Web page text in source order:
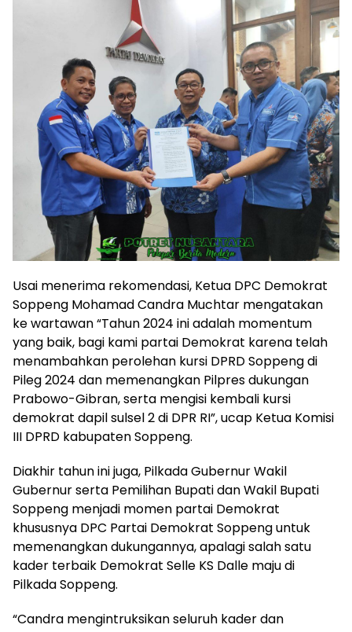
Usai menerima rekomendasi, Ketua DPC Demokrat
Soppeng Mohamad Candra Muchtar mengatakan
ke wartawan “Tahun 2024 ini adalah momentum
yang baik, bagi kami partai Demokrat karena telah
menambahkan perolehan kursi DPRD Soppeng di
Pileg 2024 dan memenangkan Pilpres dukungan
Prabowo-Gibran, serta mengisi kembali kursi
demokrat dapil sulsel 2 di DPR RI”, ucap Ketua Komisi
III DPRD kabupaten Soppeng.
Diakhir tahun ini juga, Pilkada Gubernur Wakil
Gubernur serta Pemilihan Bupati dan Wakil Bupati
Soppeng menjadi momen partai Demokrat
khususnya DPC Partai Demokrat Soppeng untuk
memenangkan dukungannya, apalagi salah satu
kader terbaik Demokrat Selle KS Dalle maju di
Pilkada Soppeng.
“Candra mengintruksikan seluruh kader dan